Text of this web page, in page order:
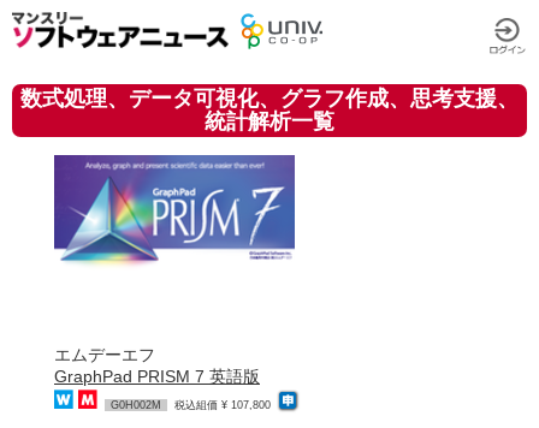
数式処理、データ可視化、グラフ作成、思考支援、
統計解析一覧
エムデーエフ
GraphPad PRISM 7 英語版
G0H002M 税込組価 ¥ 107,800